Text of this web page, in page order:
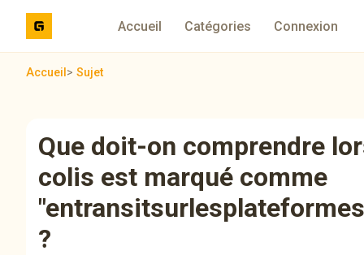
Accueil Catégories Connexion
Accueil > Sujet
Que doit-on comprendre
colis est marqué comme
?